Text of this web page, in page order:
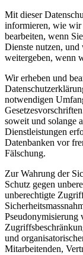
Mit dieser
informieren, wie wir
bearbeiten, wenn
Dienste nutzen, und
weitergeben, wenn
Wir erheben und
notwendigen
soweit und solange
Dienstleistungen
Datenbanken vor
Fälschung.
Zur Wahrung der
Schutz gegen
unberechtigte
Pseudonymisierung
und
Mitarbeitenden,